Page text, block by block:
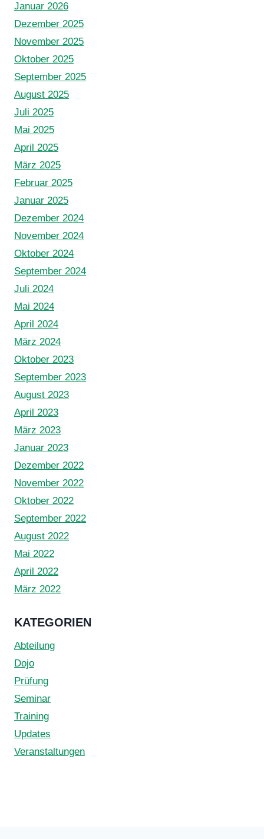
Januar 2026
Dezember 2025
November 2025
Oktober 2025
September 2025
August 2025
Juli 2025
Mai 2025
April 2025
März 2025
Februar 2025
Januar 2025
Dezember 2024
November 2024
Oktober 2024
September 2024
Juli 2024
Mai 2024
April 2024
März 2024
Oktober 2023
September 2023
August 2023
April 2023
März 2023
Januar 2023
Dezember 2022
November 2022
Oktober 2022
September 2022
August 2022
Mai 2022
April 2022
März 2022
KATEGORIEN
Abteilung
Dojo
Prüfung
Seminar
Training
Updates
Veranstaltungen